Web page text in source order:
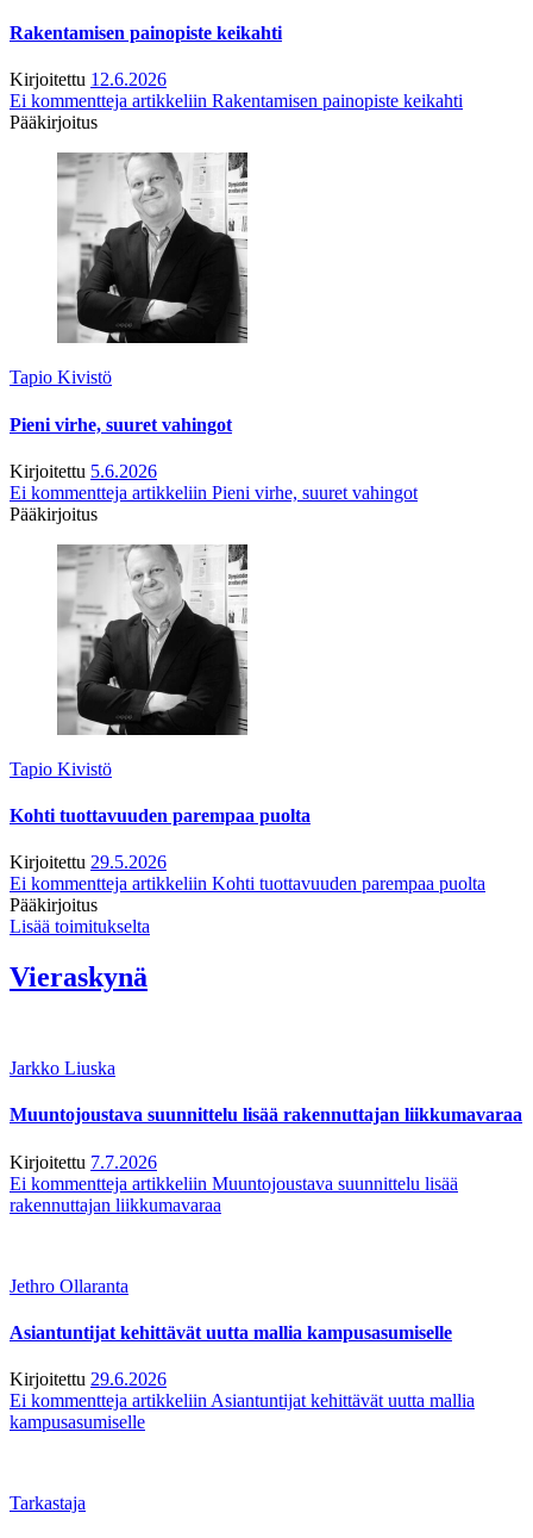
Rakentamisen painopiste keikahti
Kirjoitettu 12.6.2026
Ei kommentteja artikkeliin Rakentamisen painopiste keikahti
Pääkirjoitus
Tapio Kivistö
Pieni virhe, suuret vahingot
Kirjoitettu 5.6.2026
Ei kommentteja artikkeliin Pieni virhe, suuret vahingot
Pääkirjoitus
Tapio Kivistö
Kohti tuottavuuden parempaa puolta
Kirjoitettu 29.5.2026
Ei kommentteja artikkeliin Kohti tuottavuuden parempaa puolta
Pääkirjoitus
Lisää toimitukselta
Vieraskynä
Jarkko Liuska
Muuntojoustava suunnittelu lisää rakennuttajan liikkumavaraa
Kirjoitettu 7.7.2026
Ei kommentteja artikkeliin Muuntojoustava suunnittelu lisää
rakennuttajan liikkumavaraa
Jethro Ollaranta
Asiantuntijat kehittävät uutta mallia kampusasumiselle
Kirjoitettu 29.6.2026
Ei kommentteja artikkeliin Asiantuntijat kehittävät uutta mallia
kampusasumiselle
Tarkastaja